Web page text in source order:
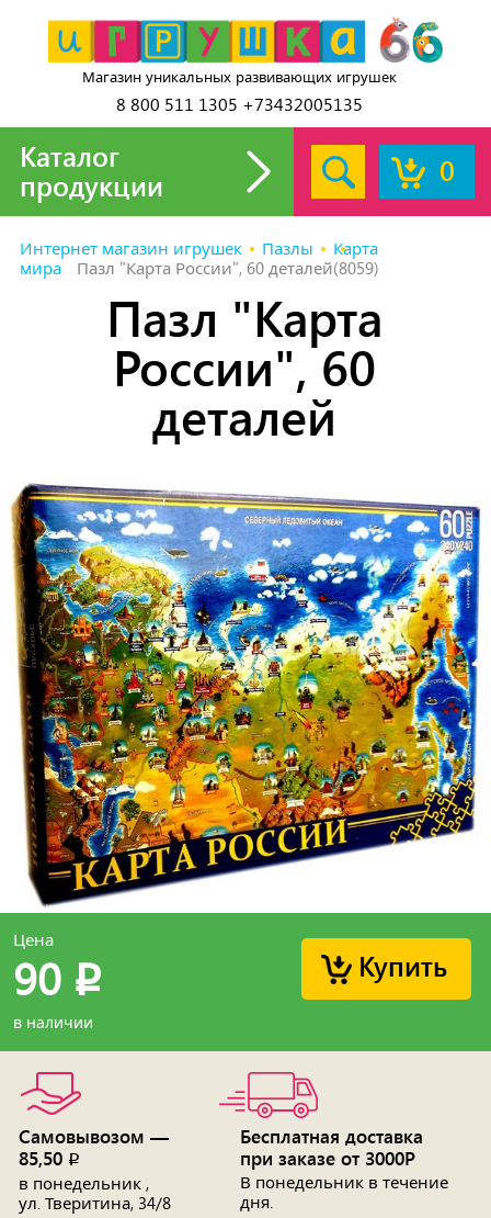
Магазин уникальных развивающих игрушек
8 800 511 1305 +73432005135
0
Каталог
продукции
Интернет магазин игрушек Пазлы
Карта
мира
Пазл "Карта России", 60 деталей(8059)
Пазл "Карта
России", 60
деталей
Купить
Цена
90 p
в наличии
Самовывозом —
85,50 p
в понедельник ,
ул. Тверитина, 34/8
Бесплатная доставка
при заказе от 3000Р
В понедельник в течение
дня.